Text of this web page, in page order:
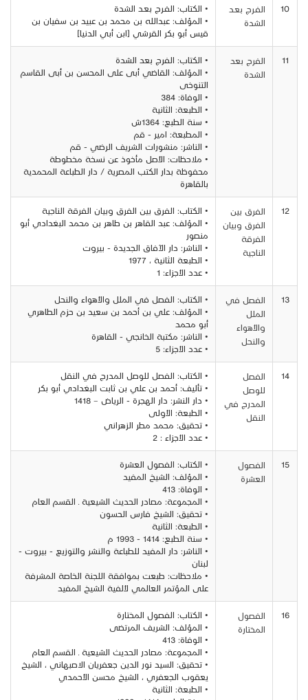
10
الفـرج بعـد
الشدة
• الكتاب: الفـرج بعـد الشدة
• المؤلف: عبدالله بن محمد بن عبيد بن سفيان بن
قيس أبو بكر القرشي [ابن أبي الدنيا]
11
الفرج بعد
الشدة
• الكتاب: الفرج بعد الشدة
• المؤلف: القاضي أبى على المحسن بن أبى القاسم
التنوخى
• الوفاة: 384
• الطبعة: الثانية
• سنة الطبع: 1364ش
• المطبعة: امير - قم
• الناشر: منشورات الشريف الرضي - قم
• ملاحظات: الأصل مأخوذ عن نسخة مخطوطة
محفوظة بدار الكتب المصرية / دار الطباعة المحمدية
بالقاهرة
12
الفرق بين
الفرق وبيان
الفرقة
الناجية
• الكتاب: الفرق بين الفرق وبيان الفرقة الناجية
• المؤلف: عبد القاهر بن طاهر بن محمد البغدادي أبو
منصور
• الناشر: دار الآفاق الجديدة - بيروت
• الطبعة الثانية ، 1977
• عدد الأجزاء: 1
13
الفصل في
الملل
والأهواء
والنحل
• الكتاب: الفصل في الملل والأهواء والنحل
• المؤلف: علي بن أحمد بن سعيد بن حزم الطاهري
أبو محمد
• الناشر: مكتبة الخانجي - القاهرة
• عدد الأجزاء: 5
14
الفصل
للوصل
المدرج في
النقل
• الكتاب: الفصل للوصل المدرج في النقل
• تأليف: أحمد بن علي بن ثابت البغدادي أبو بكر
• دار النشر: دار الهجرة - الرياض – 1418
• الطبعة: الأولى
• تحقيق: محمد مطر الزهراني
• عدد الأجزاء : 2
15
الفصول
العشرة
• الكتاب: الفصول العشرة
• المؤلف: الشيخ المفيد
• الوفاة: 413
• المجموعة: مصادر الحديث الشيعية ـ القسم العام
• تحقيق: الشيخ فارس الحسون
• الطبعة: الثانية
• سنة الطبع: 1414 - 1993 م
• الناشر: دار المفيد للطباعة والنشر والتوزيع - بيروت -
لبنان
• ملاحظات: طبعت بموافقة اللجنة الخاصة المشرفة
على المؤتمر العالمي لألفية الشيخ المفيد
16
الفصول
المختارة
• الكتاب: الفصول المختارة
• المؤلف: الشريف المرتضى
• الوفاة: 413
• المجموعة: مصادر الحديث الشيعية ـ القسم العام
• تحقيق: السيد نور الدين جعفريان الاصبهاني ، الشيخ
يعقوب الجعفري ، الشيخ محسن الأحمدي
• الطبعة: الثانية